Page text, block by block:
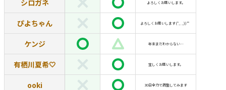
シロガネ よろしくお願いします。
ぴよちゃん よろしくお願いします(*_ _))*゜
ケンジ 年末まだわからない…
有栖川夏希‪🤍 宜しくお願いします。
ooki 30日全力で調整してみます